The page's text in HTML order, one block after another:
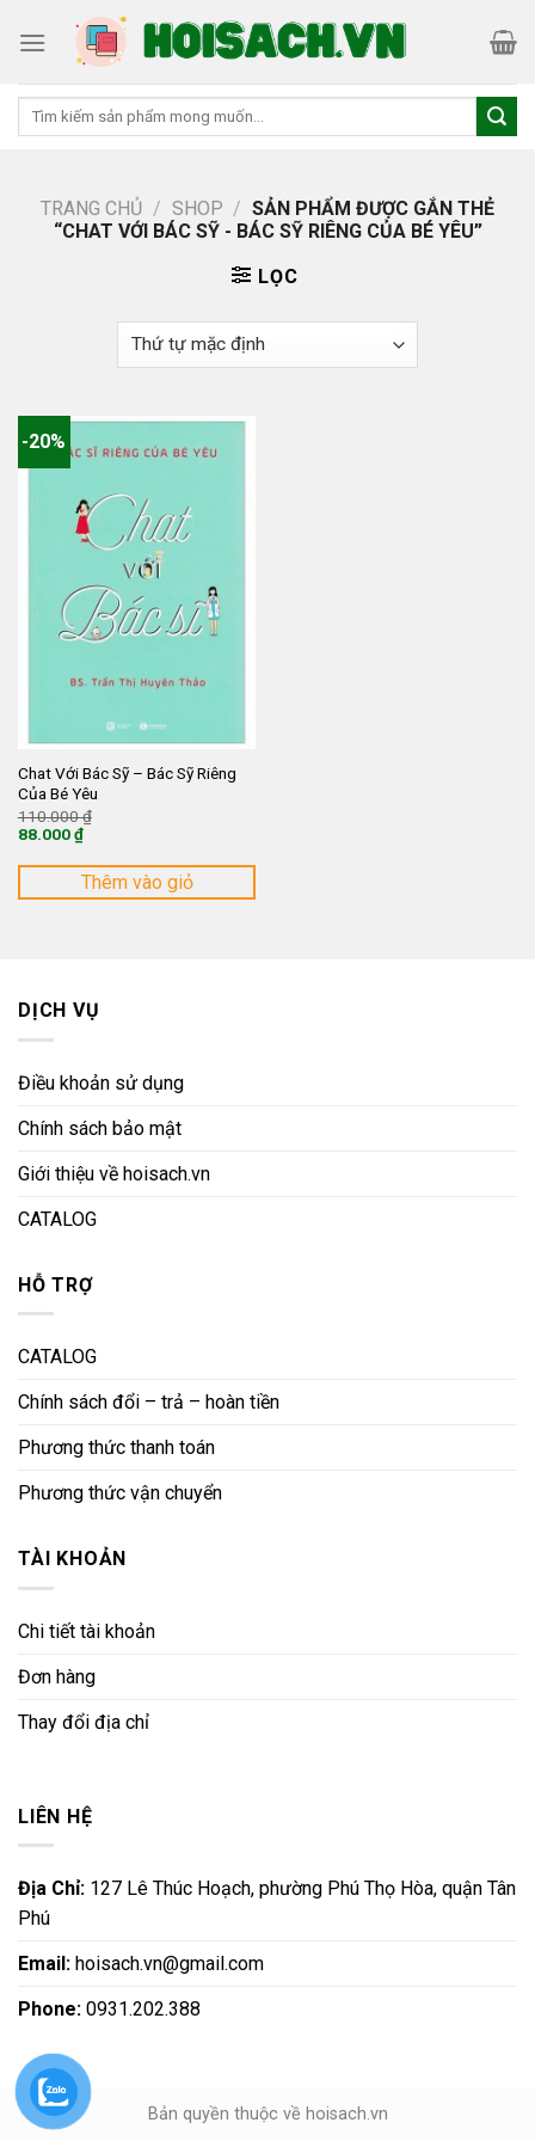
Tìm
TRANG CHỦ / SHOP / SẢN PHẨM ĐƯỢC GẮN THẺ
“CHAT VỚI BÁC SỸ - BÁC SỸ RIÊNG CỦA BÉ YÊU”
LỌC
-20%
Chat Với Bác Sỹ – Bác Sỹ Riêng
Của Bé Yêu
110.000₫
110.000 ₫.
88.000₫
hiện
là:
Thêm vào giỏ
DỊCH VỤ
Điều khoản sử dụng
Chính sách bảo mật
Giới thiệu về hoisach.vn
CATALOG
HỖ TRỢ
CATALOG
Chính sách đổi – trả – hoàn tiền
Phương thức thanh toán
Phương thức vận chuyển
TÀI KHOẢN
Chi tiết tài khoản
Đơn hàng
Thay đổi địa chỉ
LIÊN HỆ
Địa Chỉ: 127 Lê Thúc Hoạch, phường Phú Thọ Hòa, quận Tân
Phú
Email: hoisach.vn@gmail.com
Phone: 0931.202.388
Bản quyền thuộc về hoisach.vn